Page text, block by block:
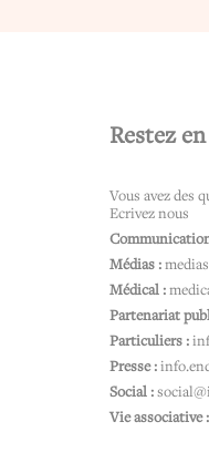
Restez
Vous avez des
Ecrivez nous
Médias :
Médical :
Partenariat
Particuliers :
Presse :
Social :
Vie associative